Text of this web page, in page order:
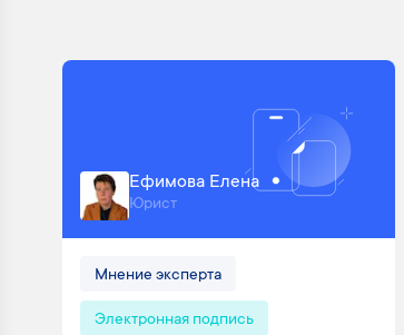
Ефимова Елена
Юрист
Мнение эксперта
Электронная подпись